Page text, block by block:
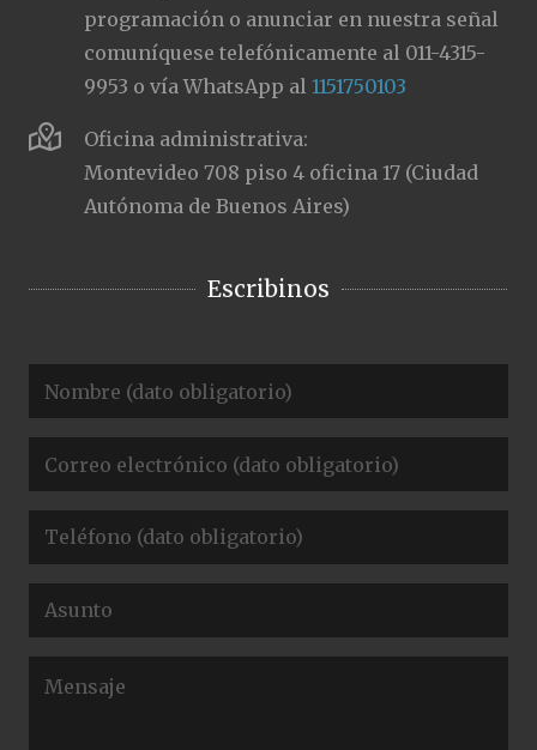
programación o anunciar en nuestra señal
comuníquese telefónicamente al 011-4315-
9953 o vía WhatsApp al1151750103
Oficina administrativa:
Montevideo 708 piso 4 oficina 17 (Ciudad
Autónoma de Buenos Aires)
Escribinos